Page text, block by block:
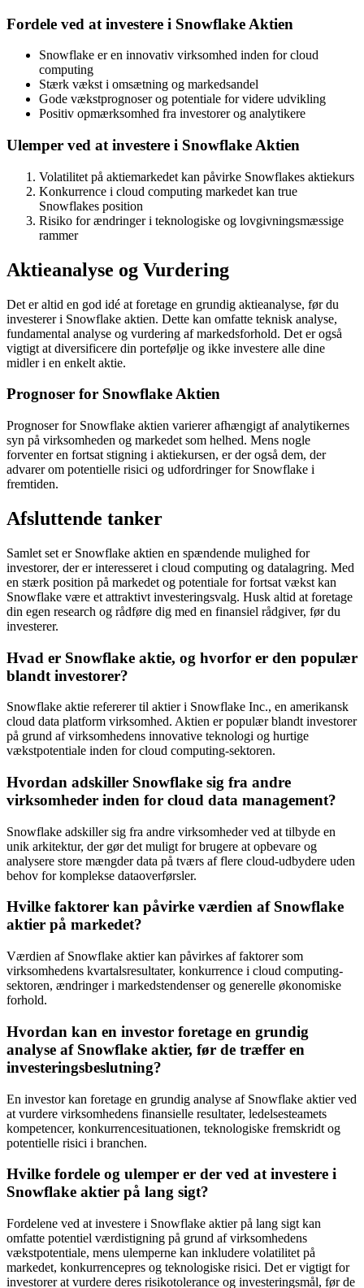
Fordele ved at investere i Snowflake Aktien
Snowflake er en innovativ virksomhed inden for cloud
computing
Stærk vækst i omsætning og markedsandel
Gode vækstprognoser og potentiale for videre udvikling
Positiv opmærksomhed fra investorer og analytikere
Ulemper ved at investere i Snowflake Aktien
Volatilitet på aktiemarkedet kan påvirke Snowflakes aktiekurs
Konkurrence i cloud computing markedet kan true
Snowflakes position
Risiko for ændringer i teknologiske og lovgivningsmæssige
rammer
Aktieanalyse og Vurdering
Det er altid en god idé at foretage en grundig aktieanalyse, før du
investerer i Snowflake aktien. Dette kan omfatte teknisk analyse,
fundamental analyse og vurdering af markedsforhold. Det er også
vigtigt at diversificere din portefølje og ikke investere alle dine
midler i en enkelt aktie.
Prognoser for Snowflake Aktien
Prognoser for Snowflake aktien varierer afhængigt af analytikernes
syn på virksomheden og markedet som helhed. Mens nogle
forventer en fortsat stigning i aktiekursen, er der også dem, der
advarer om potentielle risici og udfordringer for Snowflake i
fremtiden.
Afsluttende tanker
Samlet set er Snowflake aktien en spændende mulighed for
investorer, der er interesseret i cloud computing og datalagring. Med
en stærk position på markedet og potentiale for fortsat vækst kan
Snowflake være et attraktivt investeringsvalg. Husk altid at foretage
din egen research og rådføre dig med en finansiel rådgiver, før du
investerer.
Hvad er Snowflake aktie, og hvorfor er den populær
blandt investorer?
Snowflake aktie refererer til aktier i Snowflake Inc., en amerikansk
cloud data platform virksomhed. Aktien er populær blandt investorer
på grund af virksomhedens innovative teknologi og hurtige
vækstpotentiale inden for cloud computing-sektoren.
Hvordan adskiller Snowflake sig fra andre
virksomheder inden for cloud data management?
Snowflake adskiller sig fra andre virksomheder ved at tilbyde en
unik arkitektur, der gør det muligt for brugere at opbevare og
analysere store mængder data på tværs af flere cloud-udbydere uden
behov for komplekse dataoverførsler.
Hvilke faktorer kan påvirke værdien af Snowflake
aktier på markedet?
Værdien af Snowflake aktier kan påvirkes af faktorer som
virksomhedens kvartalsresultater, konkurrence i cloud computing-
sektoren, ændringer i markedstendenser og generelle økonomiske
forhold.
Hvordan kan en investor foretage en grundig
analyse af Snowflake aktier, før de træffer en
investeringsbeslutning?
En investor kan foretage en grundig analyse af Snowflake aktier ved
at vurdere virksomhedens finansielle resultater, ledelsesteamets
kompetencer, konkurrencesituationen, teknologiske fremskridt og
potentielle risici i branchen.
Hvilke fordele og ulemper er der ved at investere i
Snowflake aktier på lang sigt?
Fordelene ved at investere i Snowflake aktier på lang sigt kan
omfatte potentiel værdistigning på grund af virksomhedens
vækstpotentiale, mens ulemperne kan inkludere volatilitet på
markedet, konkurrencepres og teknologiske risici. Det er vigtigt for
investorer at vurdere deres risikotolerance og investeringsmål, før de